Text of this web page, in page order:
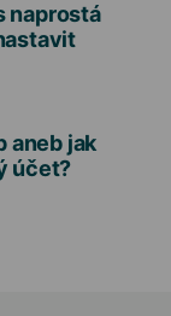
naprostá
aneb jak
účet?